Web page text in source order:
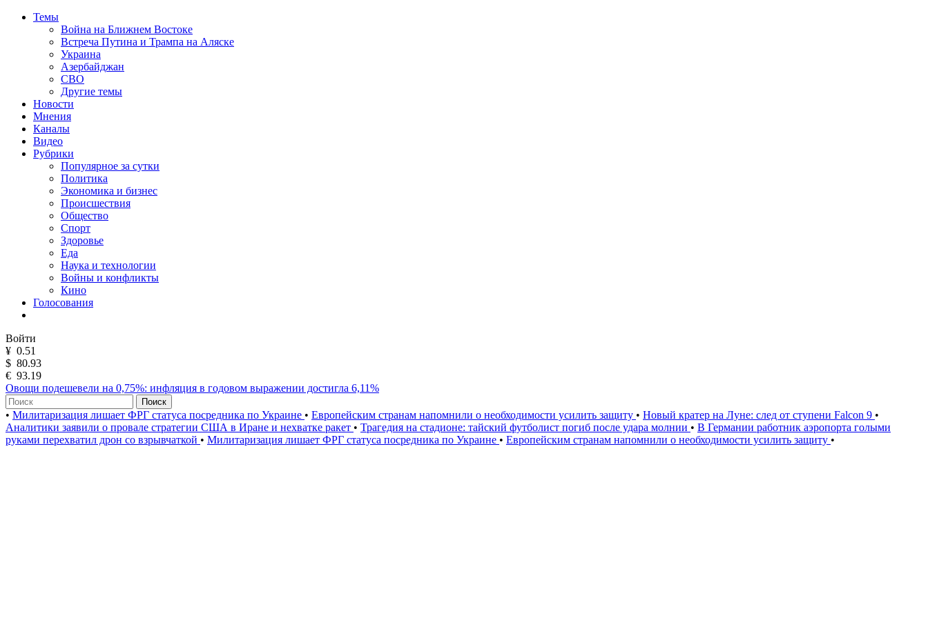
Темы
Война на Ближнем Востоке
Встреча Путина и Трампа на Аляске
Украина
Азербайджан
СВО
Другие темы
Новости
Мнения
Каналы
Видео
Рубрики
Популярное за сутки
Политика
Экономика и бизнес
Происшествия
Общество
Спорт
Здоровье
Еда
Наука и технологии
Войны и конфликты
Кино
Голосования
Войти
¥ 0.51
$ 80.93
€ 93.19
Овощи подешевели на 0,75%: инфляция в годовом выражении достигла 6,11%
Поиск
• Милитаризация лишает ФРГ статуса посредника по Украине • Европейским странам напомнили о необходимости усилить защиту • Новый кратер на Луне: след от ступени Falcon 9 •
Аналитики заявили о провале стратегии США в Иране и нехватке ракет • Трагедия на стадионе: тайский футболист погиб после удара молнии • В Германии работник аэропорта голыми
руками перехватил дрон со взрывчаткой • Милитаризация лишает ФРГ статуса посредника по Украине • Европейским странам напомнили о необходимости усилить защиту •